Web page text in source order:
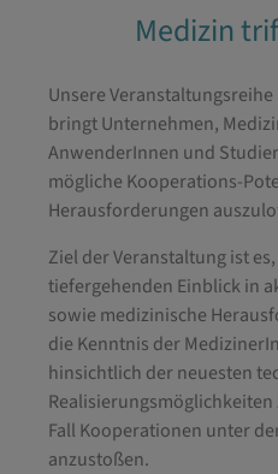
Medizin
Unsere
bringt Unternehmen,
AnwenderInnen und
mögliche Kooperations-
Herausforderungen
Ziel der Veranstaltung ist
tiefergehenden Einblick in
sowie medizinische
die Kenntnis der
hinsichtlich der neuesten
Fall Kooperationen unter
anzustoßen.